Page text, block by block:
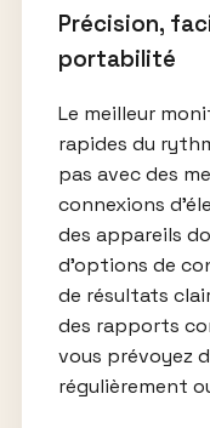
Précision,
portabilité
Le meilleur
rapides du
pas avec des
connexions
des appareils
d’options de
de résultats
des rapports
vous prévoyez
régulièrement